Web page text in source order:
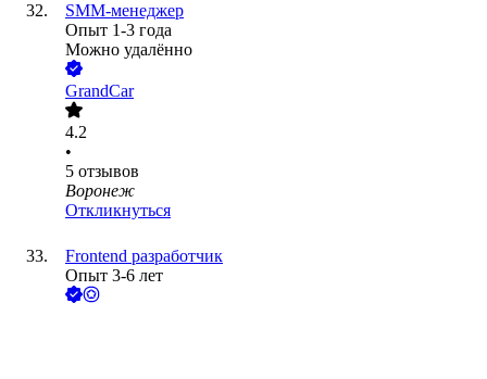
SMM-менеджер
Опыт 1-3 года
Можно удалённо
GrandCar
4.2
•
5 отзывов
Воронеж
Откликнуться
Frontеnd разработчик
Опыт 3-6 лет